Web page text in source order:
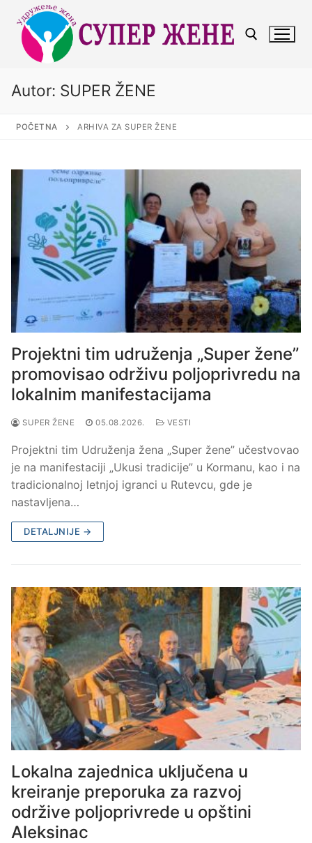
Autor: SUPER ŽENE
POČETNA ARHIVA ZA SUPER ŽENE
Projektni tim udruženja „Super žene”
promovisao održivu poljoprivredu na
lokalnim manifestacijama
SUPER ŽENE 05.08.2026. VESTI
Projektni tim Udruženja žena „Super žene” učestvovao
je na manifestaciji „Ukusi tradicije” u Kormanu, kao i na
tradicionalnoj letnjoj igranci u Rutevcu, gde je
nastavljena…
DETALJNIJE →
Lokalna zajednica uključena u
kreiranje preporuka za razvoj
održive poljoprivrede u opštini
Aleksinac